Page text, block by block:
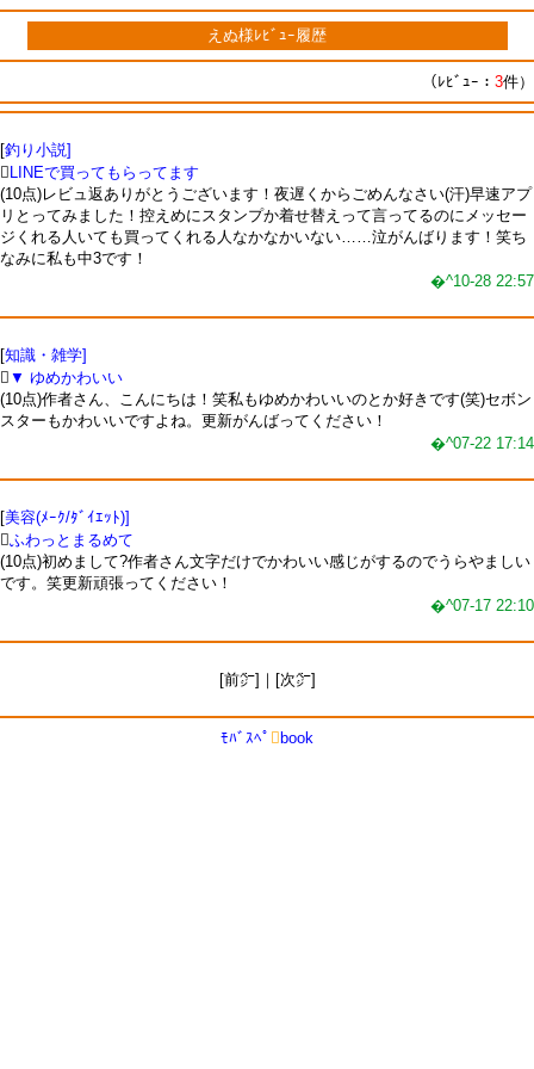
えぬ様ﾚﾋﾞｭｰ履歴
（ﾚﾋﾞｭｰ： 3件）
[釣り小説]
LINEで買ってもらってます
(10点)レビュ返ありがとうございます！夜遅くからごめんなさい(汗)早速アプ
リとってみました！控えめにスタンプか着せ替えって言ってるのにメッセー
ジくれる人いても買ってくれる人なかなかいない……泣がんばります！笑ち
なみに私も中3です！
�^10-28 22:57
[知識・雑学]
 ▼ ゆめかわいい
(10点)作者さん、こんにちは！笑私もゆめかわいいのとか好きです(笑)セボン
スターもかわいいですよね。更新がんばってください！
�^07-22 17:14
[美容(ﾒｰｸ/ﾀﾞｲｴｯﾄ)]
ふわっとまるめて
(10点)初めまして?作者さん文字だけでかわいい感じがするのでうらやましい
です。笑更新頑張ってください！
�^07-17 22:10
[前㌻]｜[次㌻]
ﾓﾊﾞｽﾍﾟ book